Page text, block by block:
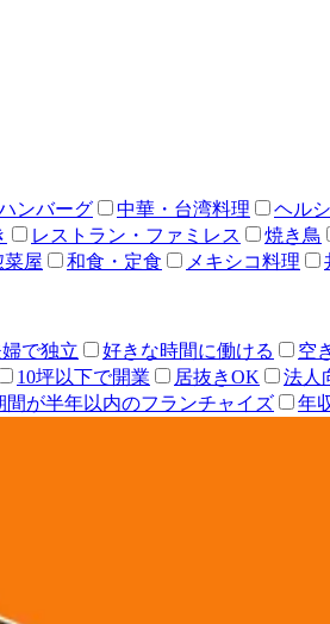
ンバーグ 中華・台湾料理 ヘル
レストラン・ファミレス 焼き鳥
菜屋 和食・定食 メキシコ料理
で独立 好きな時間に働ける 空
10坪以下で開業 居抜きOK 法人
間が半年以内のフランチャイズ 年